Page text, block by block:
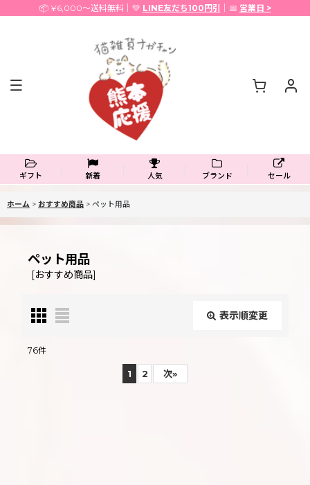
📦 ¥6,000〜送料無料｜💚 LINE友だち100円引 ｜📅 営業日 >
ギフト 新着 人気 ブランド セール
ホーム > おすすめ商品 > ペット用品
ペット用品
[おすすめ商品]
表示順変更
76件
1 2 次»